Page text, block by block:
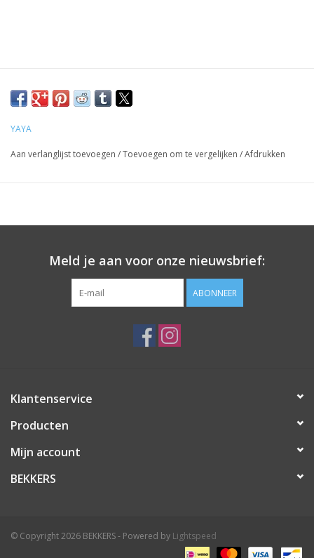
YAYA
Aan verlanglijst toevoegen /Toevoegen om te vergelijken /Afdrukken
Meld je aan voor onze nieuwsbrief:
ABONNEER
Klantenservice
Producten
Mijn account
BEKKERS
© Copyright 2026 BEKKERS - Powered by Lightspeed